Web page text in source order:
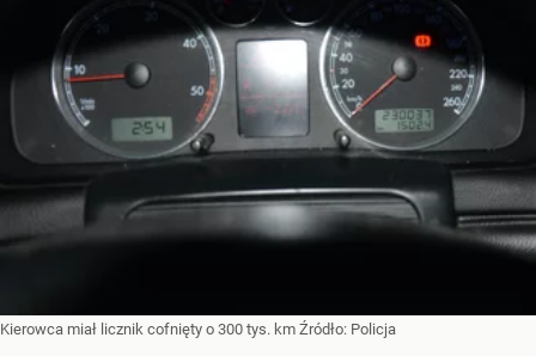
Kierowca miał licznik cofnięty o 300 tys. km Źródło: Policja